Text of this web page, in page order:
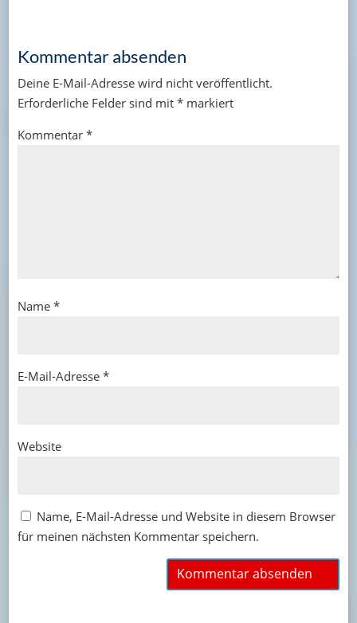
Kommentar absenden
Deine E-Mail-Adresse wird nicht veröffentlicht.
Erforderliche Felder sind mit *markiert
Kommentar *
Name *
E-Mail-Adresse *
Website
Name, E-Mail-Adresse und Website in diesem Browser
für meinen nächsten Kommentar speichern.